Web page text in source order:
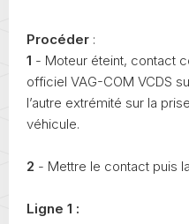
Procéder :
1 - Moteur éteint, contact
officiel VAG-COM VCDS
l’autre extrémité sur la
véhicule.
2 - Mettre le contact puis
Ligne 1 :